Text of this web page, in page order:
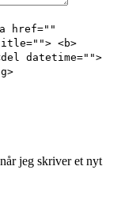
href=""
<b>
datetime="">
jeg skriver et nyt